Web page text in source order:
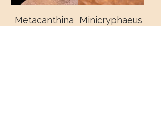
Metacanthina
Minicryphaeus